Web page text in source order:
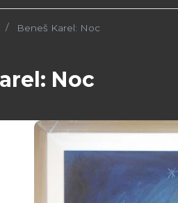
Beneš Karel: Noc
Noc